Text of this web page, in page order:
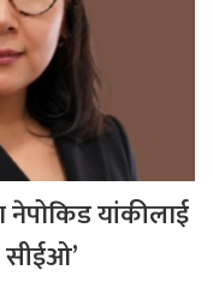
यांकीलाई
सीईओ’